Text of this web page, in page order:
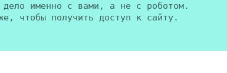
дело именно с вами, а не с роботом.
чтобы получить доступ к сайту.